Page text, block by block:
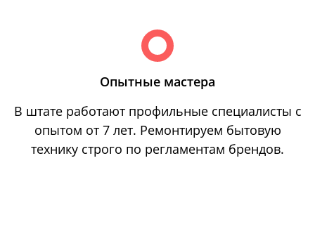
Опытные мастера
В штате работают профильные специалисты с
опытом от 7 лет. Ремонтируем бытовую
технику строго по регламентам брендов.